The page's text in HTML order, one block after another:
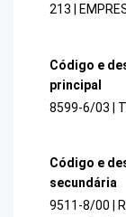
213 |
Código e
principal
8599-6/03 |
Código e
secundária
9511-8/00 |